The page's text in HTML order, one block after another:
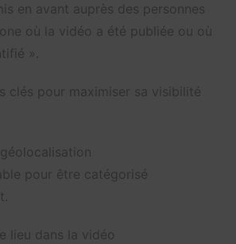
en avant auprès des personnes
où la vidéo a été publiée ou où
».
clés pour maximiser sa visibilité
pour être catégorisé
lieu dans la vidéo